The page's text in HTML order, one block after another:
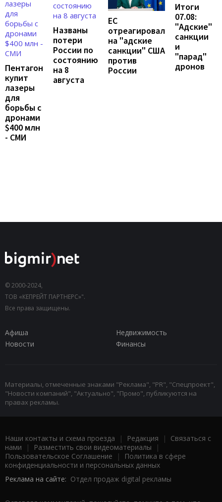
Пентагон
купит
лазеры
для
борьбы с
дронами
$400 млн
- СМИ
Названы
потери
России по
состоянию
на 8
августа
ЕС
отреагировал
на "адские
санкции" США
против
России
Итоги
07.08:
"Адские"
санкции
и
"парад"
дронов
© 2000-2024,
ТОВ «КЕПРЕЙТ ПАРТНЕРС»".
Все права защищены.
Афиша
Недвижимость
Новости
Финансы
Материалы, отмеченные знаками "Реклама", "PR", "Спецпроект",
"Новости компаний", "Актуально", "Промо", публикуются на
правах рекламы.
Наши контакты и схема проезда | Редакция | Связаться с
нами | Разместить свои видеоматериалы |
Пользовательское Соглашение |
Политика в сфере
конфиденциальности и персональных данных
Реклама на сайте: Отдел продаж digital рекламы